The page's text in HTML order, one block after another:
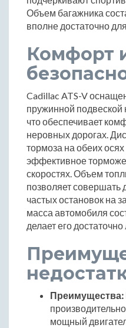
Объем багажника
вполне достаточно
Комфорт
Cadillac ATS-V
пружинной подвеской
что обеспечивает
неровных дорогах.
тормоза на обеих
эффективное
скоростях. Объем
позволяет совершать
частых остановок на
масса автомобиля
делает его
Преимущества:
мощный